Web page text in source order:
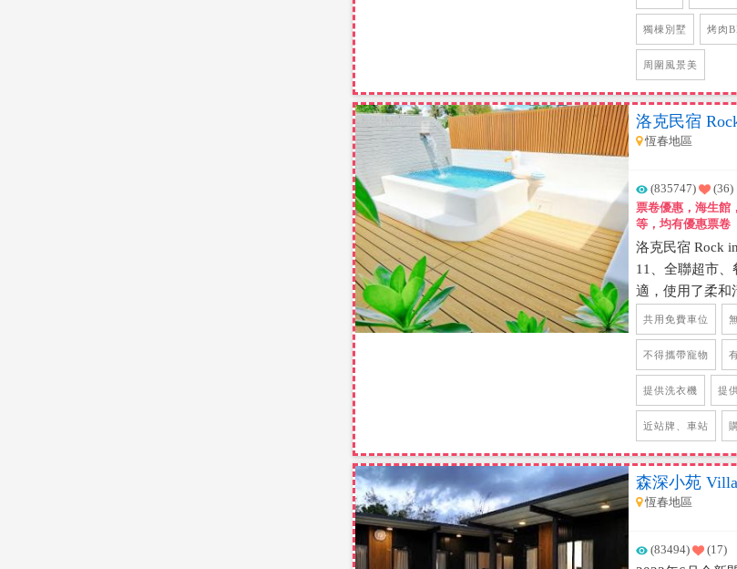
獨棟別墅 烤肉
周圍風景美
洛克民宿
恆春地區
(835747)
(36)
票卷優惠，海生館
等，均有優惠票卷
洛克民宿 Rock
11、全聯超市
適，使用了柔和
氣氛，讓旅客
離的衛浴，整體
KTV、電動麻
家設備齊全的住
共用免費車位
不得攜帶寵物
提供洗衣機 提
近站牌、車站
森深小苑 Villa
恆春地區
(83494) (17)